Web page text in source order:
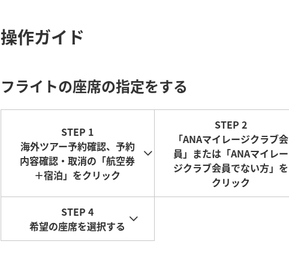
操作ガイド
フライトの座席の指定をする
STEP 1
海外ツアー予約確認、予約
内容確認・取消の「航空券
＋宿泊」をクリック
STEP 2
「ANAマイレージクラブ会
員」または「ANAマイレー
ジクラブ会員でない方」を
クリック
STEP 4
希望の座席を選択する